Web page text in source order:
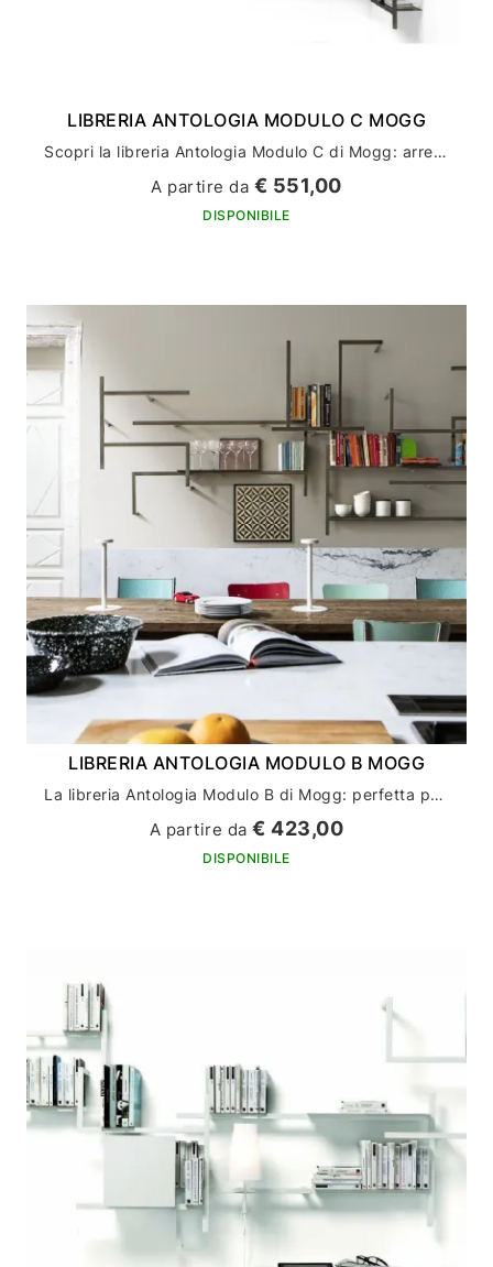
LIBRERIA ANTOLOGIA MODULO C MOGG
Scopri la libreria Antologia Modulo C di Mogg: arreda la tua casa con stile ed eleganza
A partire da € 551,00
DISPONIBILE
LIBRERIA ANTOLOGIA MODULO B MOGG
La libreria Antologia Modulo B di Mogg: perfetta per arredare la tua casa con stile ed eleganza
A partire da€ 423,00
DISPONIBILE